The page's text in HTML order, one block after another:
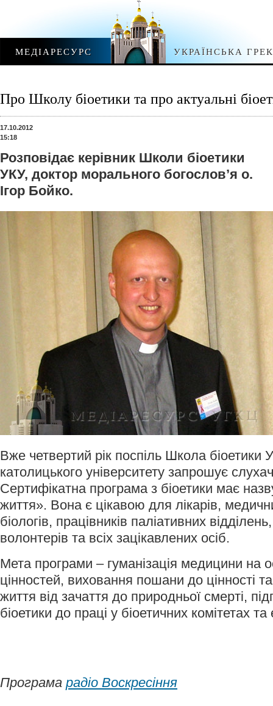
МЕДІАРЕСУРС УКРАЇНСЬКА
Про Школу біоетики та про актуальні
17.10.2012
15:18
Розповідає керівник Школи біоетики
УКУ, доктор морального богослов’я о.
Ігор Бойко.
Вже четвертий рік поспіль Школа біоетики
католицького університету запрошує
Сертифікатна програма з біоетики має
життя». Вона є цікавою для лікарів,
біологів, працівників паліативних
волонтерів та всіх зацікавлених осіб.
Мета програми – гуманізація медицини на
цінностей, виховання пошани до цінності
життя від зачаття до природньої смерті,
біоетики до праці у біоетичних комітетах та
Програма радіо Воскресіння